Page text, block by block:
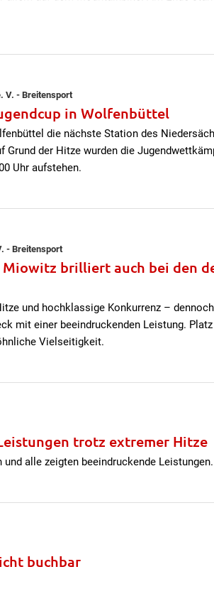
V. - Breitensport
in Wolfenbüttel
die nächste Station des
der Hitze wurden die
Uhr aufstehen.
- Breitensport
Miowitz brilliert auch bei den
und hochklassige Konkurrenz –
mit einer beeindruckenden Leistung.
Vielseitigkeit.
trotz extremer Hitze
alle zeigten beeindruckende Leistungen.
buchbar